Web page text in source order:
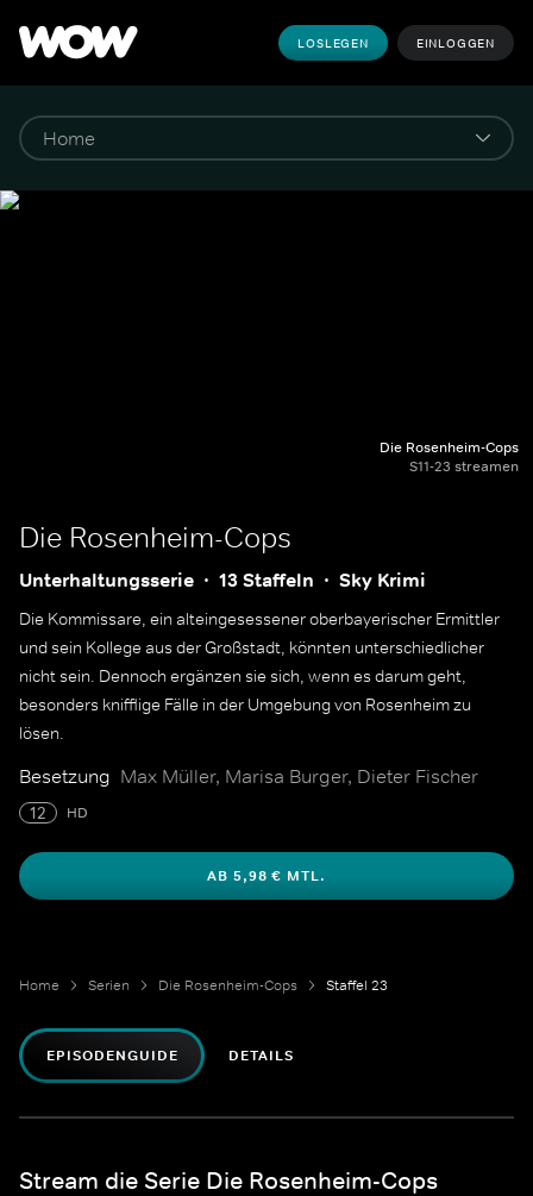
LOSLEGEN EINLOGGEN
Die Rosenheim-Cops
S11-23 streamen
Die Rosenheim-Cops
Unterhaltungsserie 13 Staffeln Sky Krimi
Die Kommissare, ein alteingesessener oberbayerischer Ermittler
und sein Kollege aus der Großstadt, könnten unterschiedlicher
nicht sein. Dennoch ergänzen sie sich, wenn es darum geht,
besonders knifflige Fälle in der Umgebung von Rosenheim zu
lösen.
Besetzung Max Müller, Marisa Burger, Dieter Fischer
12 HD
AB 5,98 € MTL.
Home Serien Die Rosenheim-Cops Staffel 23
EPISODENGUIDE DETAILS
Stream die Serie Die Rosenheim-Cops